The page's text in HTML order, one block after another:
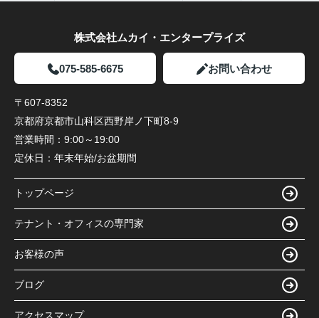
株式会社ムカイ・エンタープライズ
075-585-6675 お問い合わせ
〒607-8352
京都府京都市山科区西野岸ノ下町8-9
営業時間： 9:00～19:00
定休日： 年末年始/お盆期間
トップページ
テナント・オフィスの専門家
お客様の声
ブログ
アクセスマップ